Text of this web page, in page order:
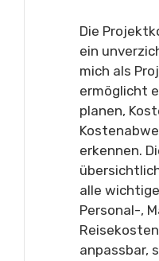
Die
ein
mich als
ermöglicht
planen,
erkennen.
alle
Personal-,
anpassbar,